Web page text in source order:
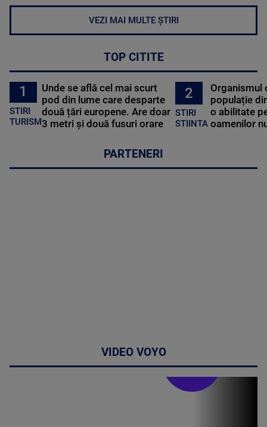
VEZI MAI MULTE ȘTIRI
TOP CITITE
1
STIRI
TURISM
Unde se află cel mai scurt
pod din lume care desparte
două țări europene. Are doar
3 metri și două fusuri orare
2
STIRI
STIINTA
Organismul
populație
o abilitate
oamenilor
PARTENERI
VIDEO VOYO